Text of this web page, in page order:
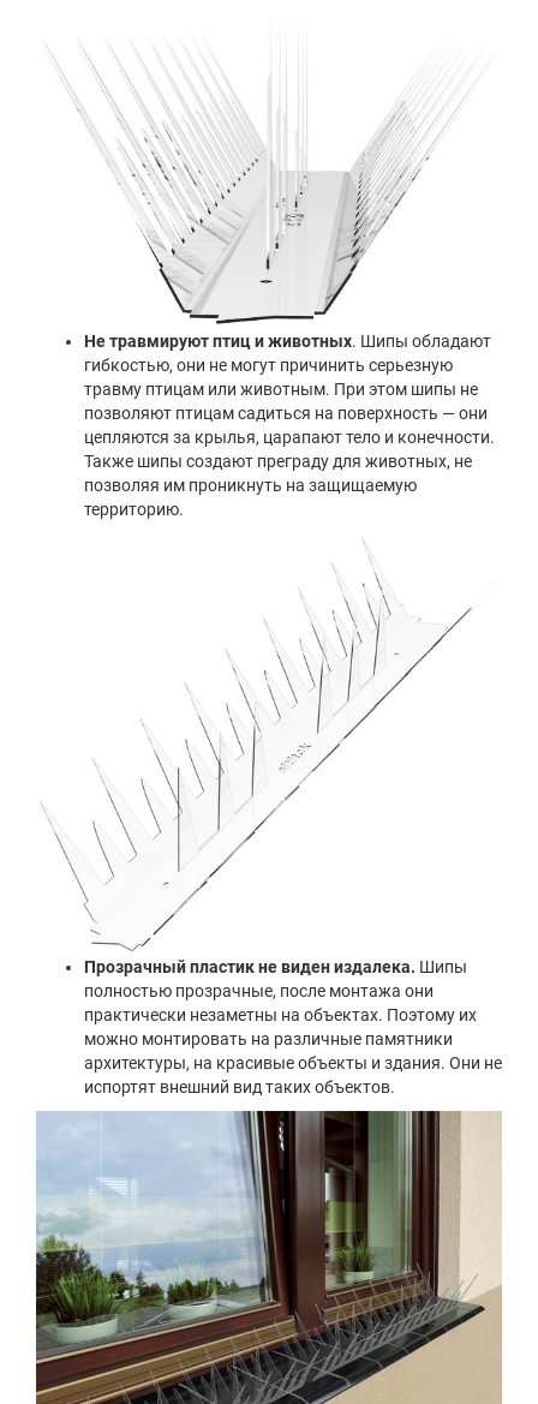
Не травмируют птиц и животных. Шипы обладают
гибкостью, они не могут причинить серьезную
травму птицам или животным. При этом шипы не
позволяют птицам садиться на поверхность — они
цепляются за крылья, царапают тело и конечности.
Также шипы создают преграду для животных, не
позволяя им проникнуть на защищаемую
территорию.
Прозрачный пластик не виден издалека. Шипы
полностью прозрачные, после монтажа они
практически незаметны на объектах. Поэтому их
можно монтировать на различные памятники
архитектуры, на красивые объекты и здания. Они не
испортят внешний вид таких объектов.